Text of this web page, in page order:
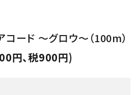
コード ～グロウ～（100m）
円、税900円)